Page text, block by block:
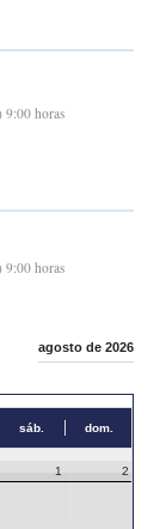
9:00 horas
9:00 horas
agosto de 2026
sáb. dom.
1 2